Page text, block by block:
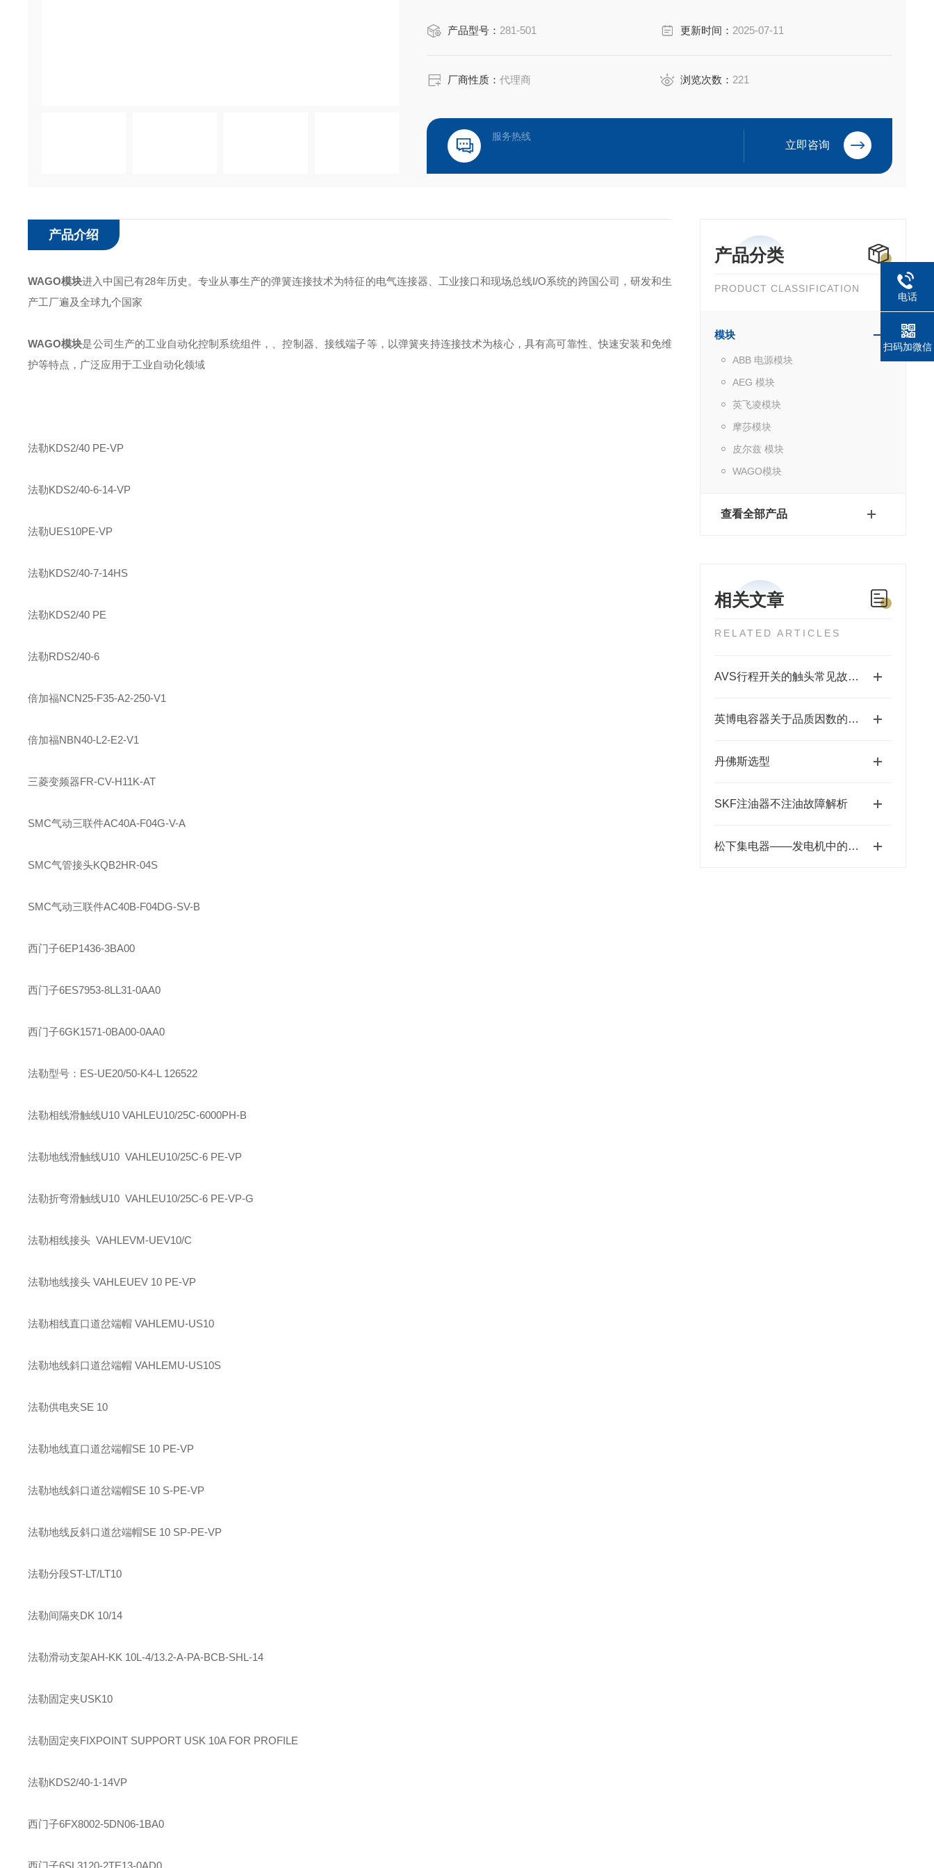
产品型号： 281-501 更新时间： 2025-07-11
厂商性质：代理商 浏览次数： 221
服务热线
立即咨询
产品分类
PRODUCT CLASSIFICATION
模块
ABB 电源模块
AEG 模块
英飞凌模块
摩莎模块
皮尔兹 模块
WAGO模块
查看全部产品
相关文章
RELATED ARTICLES
AVS行程开关的触头常见故障处理简析
英博电容器关于品质因数的分析
丹佛斯选型
SKF注油器不注油故障解析
松下集电器——发电机中的默默奉献者
产品介绍
WAGO模块进入中国已有28年历史。专业从事生产的弹簧连接技术为特征的电气连接器、工业接口和现场总线I/O系统的跨国公司，研发和生
产工厂遍及全球九个国家
WAGO模块是公司生产的工业自动化控制系统组件，、控制器、接线端子等，以弹簧夹持连接技术为核心，具有高可靠性、快速安装和免维
护等特点，广泛应用于工业自动化领域
法勒KDS2/40 PE-VP
法勒KDS2/40-6-14-VP
法勒UES10PE-VP
法勒KDS2/40-7-14HS
法勒KDS2/40 PE
法勒RDS2/40-6
倍加福NCN25-F35-A2-250-V1
倍加福NBN40-L2-E2-V1
三菱变频器FR-CV-H11K-AT
SMC气动三联件AC40A-F04G-V-A
SMC气管接头KQB2HR-04S
SMC气动三联件AC40B-F04DG-SV-B
西门子6EP1436-3BA00
西门子6ES7953-8LL31-0AA0
西门子6GK1571-0BA00-0AA0
法勒型号：ES-UE20/50-K4-L 126522
法勒相线滑触线U10 VAHLEU10/25C-6000PH-B
法勒地线滑触线U10 VAHLEU10/25C-6 PE-VP
法勒折弯滑触线U10 VAHLEU10/25C-6 PE-VP-G
法勒相线接头 VAHLEVM-UEV10/C
法勒地线接头 VAHLEUEV 10 PE-VP
法勒相线直口道岔端帽 VAHLEMU-US10
法勒地线斜口道岔端帽 VAHLEMU-US10S
法勒供电夹SE 10
法勒地线直口道岔端帽SE 10 PE-VP
法勒地线斜口道岔端帽SE 10 S-PE-VP
法勒地线反斜口道岔端帽SE 10 SP-PE-VP
法勒分段ST-LT/LT10
法勒间隔夹DK 10/14
法勒滑动支架AH-KK 10L-4/13.2-A-PA-BCB-SHL-14
法勒固定夹USK10
法勒固定夹FIXPOINT SUPPORT USK 10A FOR PROFILE
法勒KDS2/40-1-14VP
西门子6FX8002-5DN06-1BA0
西门子6SL3120-2TE13-0AD0
电话
扫码加微信